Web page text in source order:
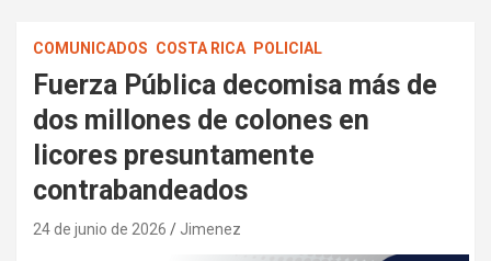
COMUNICADOS COSTA RICA POLICIAL
Fuerza Pública decomisa más de
dos millones de colones en
licores presuntamente
contrabandeados
24 de junio de 2026 Jimenez